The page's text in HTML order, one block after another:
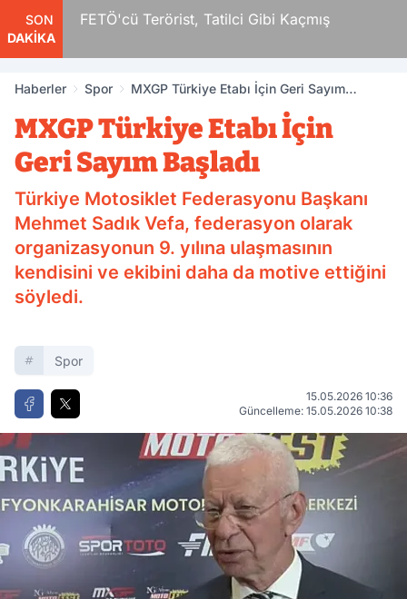
SON
DAKİKA
FETÖ'cü Terörist, Tatilci Gibi Kaçmış
Haberler Spor
MXGP Türkiye Etabı İçin Geri Sayım
MXGP Türkiye Etabı İçin
Geri Sayım Başladı
Türkiye Motosiklet Federasyonu Başkanı
Mehmet Sadık Vefa, federasyon olarak
organizasyonun 9. yılına ulaşmasının
kendisini ve ekibini daha da motive ettiğini
söyledi.
Spor
15.05.2026 10:36
Güncelleme: 15.05.2026 10:38